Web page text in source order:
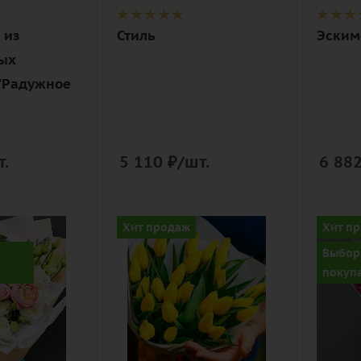
упаковка
Стиль
5 110 ₽/шт. 6 882
Хит продаж
Количество
25
Цвет
желтый
Описание
тюльпан,
Хит
Выбор
Цвет